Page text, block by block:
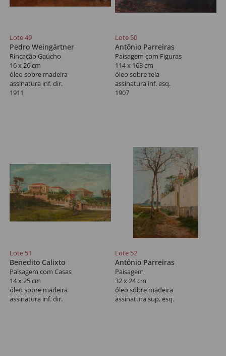
Lote 49
Pedro Weingärtner
Rincação Gaúcho
16 x 26 cm
óleo sobre madeira
assinatura inf. dir.
1911
Lote 50
Antônio Parreiras
Paisagem com Figuras
114 x 163 cm
óleo sobre tela
assinatura inf. esq.
1907
Lote 51
Benedito Calixto
Paisagem com Casas
14 x 25 cm
óleo sobre madeira
assinatura inf. dir.
Lote 52
Antônio Parreiras
Paisagem
32 x 24 cm
óleo sobre madeira
assinatura sup. esq.